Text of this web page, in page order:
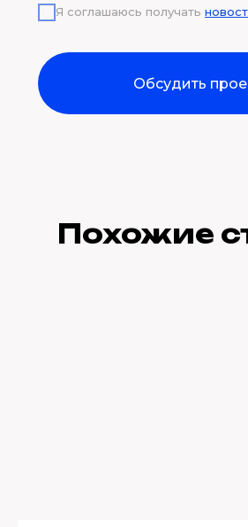
Я соглашаюсь получать
Обсудить
Похожие